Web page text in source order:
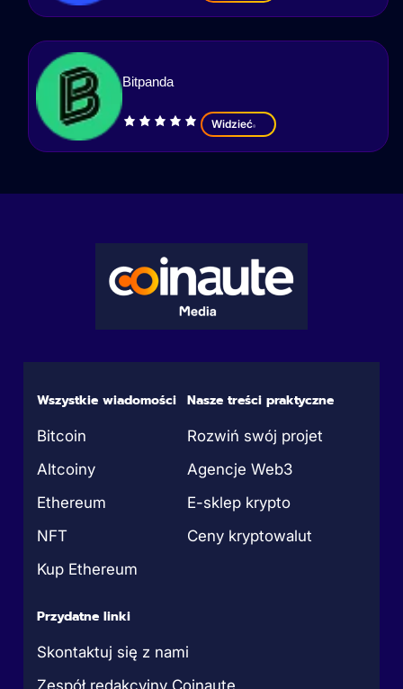
Bitpanda
Widzieć
Wszystkie wiadomości
Bitcoin
Altcoiny
Ethereum
NFT
Kup Ethereum
Nasze treści praktyczne
Rozwiń swój projet
Agencje Web3
E-sklep krypto
Ceny kryptowalut
Przydatne linki
Skontaktuj się z nami